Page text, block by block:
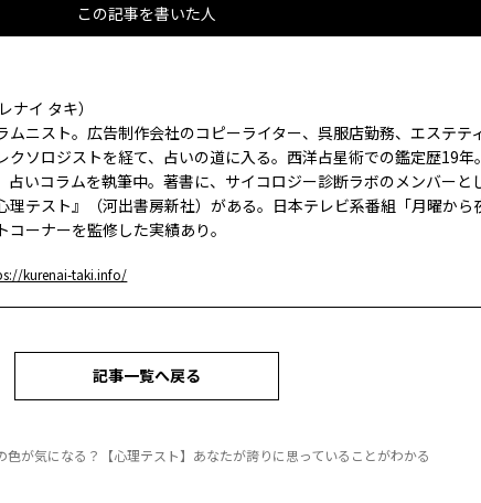
この記事を書いた人
ナイ タキ）
ムニスト。広告制作会社のコピーライター、呉服店勤務、エステテ
クソロジストを経て、占いの道に入る。西洋占星術での鑑定歴19年
占いコラムを執筆中。著書に、サイコロジー診断ラボのメンバーと
理テスト』（河出書房新社）がある。日本テレビ系番組「月曜から
コーナーを監修した実績あり。
kurenai-taki.info/
記事一覧へ戻る
色が気になる？【心理テスト】あなたが誇りに思っていることがわかる